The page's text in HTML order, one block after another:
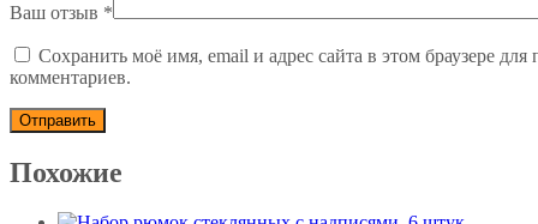
Ваш отзыв *
Сохранить моё имя, email и адрес сайта в этом браузере
комментариев.
Похожие